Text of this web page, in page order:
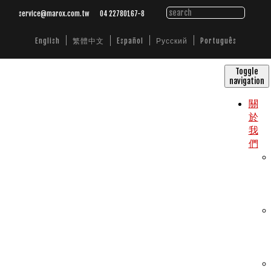
service@marox.com.tw 04 22780167-8
English 繁體中文 Español Русский Português
Toggle
navigation
關
於
我
們